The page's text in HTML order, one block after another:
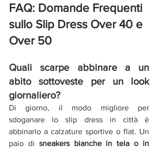
FAQ: Domande Frequenti
sullo Slip Dress Over 40 e
Over 50
Quali scarpe abbinare a un
abito sottoveste per un look
giornaliero?
Di giorno, il modo migliore per
sdoganare lo slip dress in città è
abbinarlo a calzature sportive o flat. Un
paio di sneakers bianche in tela o in